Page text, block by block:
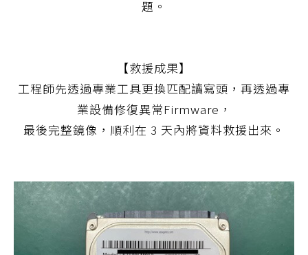
題。
【救援成果】
工程師先透過專業工具更換匹配讀寫頭，再透過專
業設備修復異常Firmware，
最後完整鏡像，順利在 3 天內將資料救援出來。